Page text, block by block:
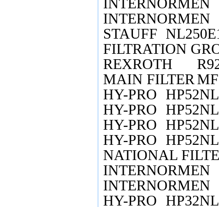
INTERNORMEN
INTERNORMEN
STAUFF
FILTRATION
REXROTH
MAIN FILTER
HY-PRO
HY-PRO
HY-PRO
HY-PRO
NATIONAL
INTERNORMEN
INTERNORMEN
HY-PRO